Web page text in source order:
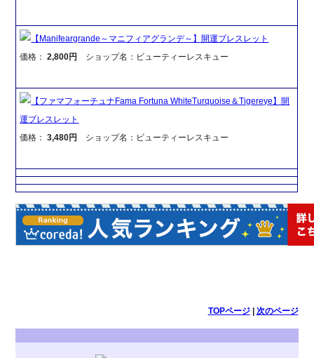
【Manifeargrande～マニフィアグランデ～】開運ブレスレット
価格：2,800円 ショップ名：ビューティーレスキュー
【ファマフォーチュナFama Fortuna WhiteTurquoise＆Tigereye】開
運ブレスレット
価格：3,480円 ショップ名：ビューティーレスキュー
TOPページ| 次のページ